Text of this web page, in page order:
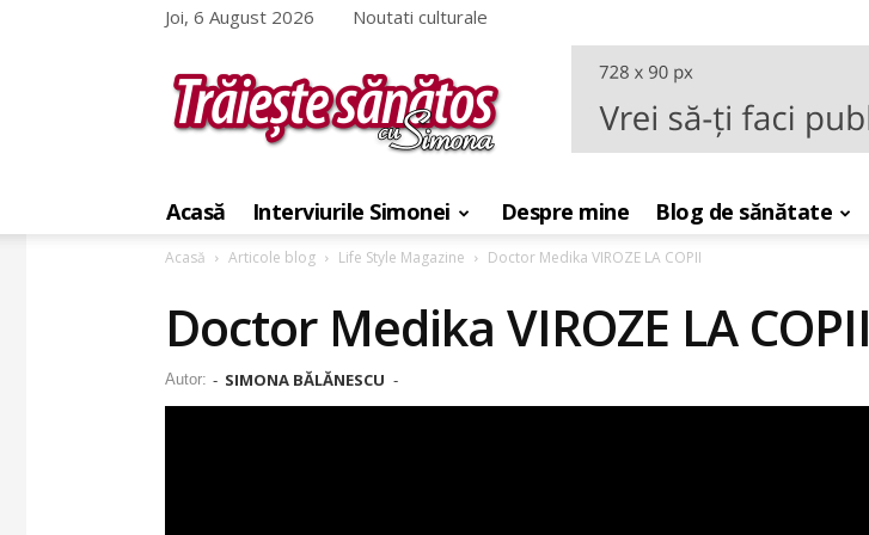
Joi, 6 August 2026 Noutati culturale
sanatos
Simona
Acasă Interviurile Simonei Despre mine Blog de sănătate
Acasă Articole blog Life Style Magazine Doctor Medika VIROZE LA COPII
Doctor Medika VIROZE LA COPII
Autor: - SIMONA BĂLĂNESCU -